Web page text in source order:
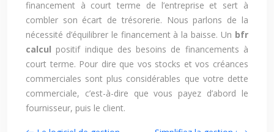
financement à court terme de l’entreprise et sert à
combler son écart de trésorerie. Nous parlons de la
nécessité d’équilibrer le financement à la baisse. Un bfr
calcul positif indique des besoins de financements à
court terme. Pour dire que vos stocks et vos créances
commerciales sont plus considérables que votre dette
commerciale, c’est-à-dire que vous payez d’abord le
fournisseur, puis le client.